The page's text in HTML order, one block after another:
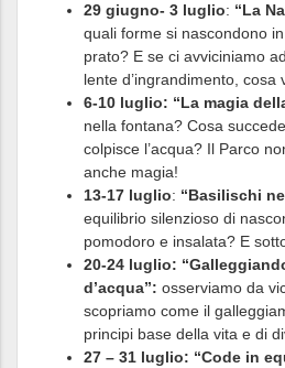
29 giugno- 3 luglio: “La
quali forme si nascondono
prato? E se ci avviciniamo
lente d’ingrandimento, cosa
6-10 luglio: “La magia
nella fontana? Cosa
colpisce l’acqua? Il Parco
anche magia!
13-17 luglio: “Basilischi
equilibrio silenzioso di
pomodoro e insalata? E
20-24 luglio:
d’acqua”: osserviamo da
scopriamo come il
principi base della vita e di
27 – 31 luglio: “Code in